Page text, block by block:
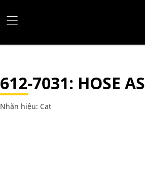
612-7031: HOSE AS
Nhãn hiệu: Cat